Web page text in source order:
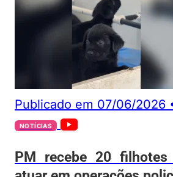
Publicado em 07/06/2026
NOTÍCIAS
PM recebe 20 filhotes